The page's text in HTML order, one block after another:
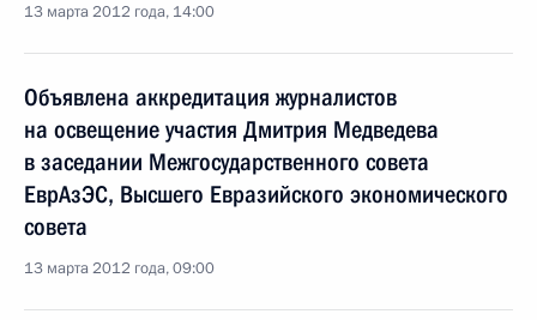
13 марта 2012 года, 14:00
Объявлена аккредитация журналистов
на освещение участия Дмитрия Медведева
в заседании Межгосударственного совета
ЕврАзЭС, Высшего Евразийского экономического
совета
13 марта 2012 года, 09:00